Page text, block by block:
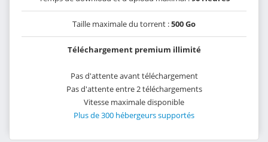
Taille maximale du torrent :500 Go
Téléchargement premium illimité
Pas d'attente avant téléchargement
Pas d'attente entre 2 téléchargements
Vitesse maximale disponible
Plus de 300 hébergeurs supportés